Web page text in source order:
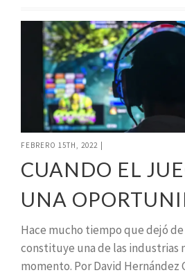
FEBRERO 15TH, 2022
CUANDO EL
UNA
Hace mucho tiempo que dejó
constituye una de las industrias
momento. Por David Hernández